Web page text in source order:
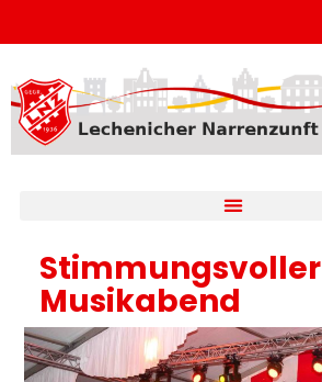
Stimmungsvoller
Musikabend